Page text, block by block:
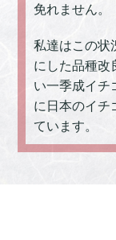
免れません。
私達はこの状
にした品種改
い一季成イチ
に日本のイチ
ています。